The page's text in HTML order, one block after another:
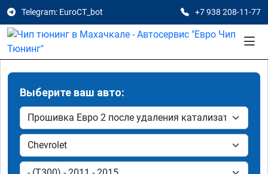
Telegram: EuroCT_bot +7 938 208-11-77
Выберите ваш авто: